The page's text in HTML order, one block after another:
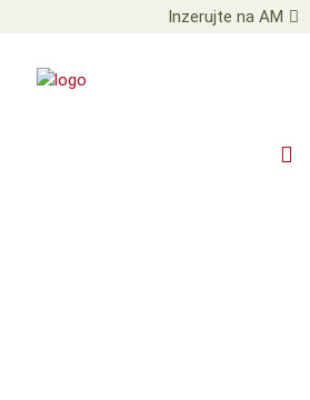
Inzerujte na AM